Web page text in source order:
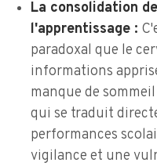
La consolidation
l'apprentissage :
paradoxal que le
informations
manque de
qui se traduit
performances
vigilance et une